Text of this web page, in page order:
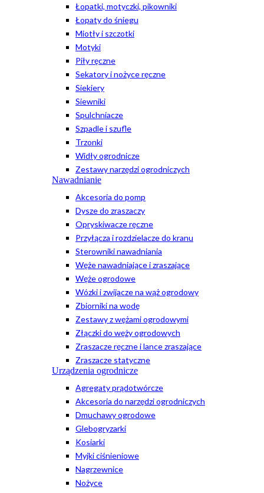
Łopatki, motyczki, pikowniki
Łopaty do śniegu
Miotły i szczotki
Motyki
Piły ręczne
Sekatory i nożyce ręczne
Siekiery
Siewniki
Spulchniacze
Szpadle i szufle
Trzonki
Widły ogrodnicze
Zestawy narzędzi ogrodniczych
Nawadnianie
Akcesoria do pomp
Dysze do zraszaczy
Opryskiwacze ręczne
Przyłącza i rozdzielacze do kranu
Sterowniki nawadniania
Węże nawadniające i zraszające
Węże ogrodowe
Wózki i zwijacze na wąż ogrodowy
Zbiorniki na wodę
Zestawy z wężami ogrodowymi
Złączki do węży ogrodowych
Zraszacze ręczne i lance zraszające
Zraszacze statyczne
Urządzenia ogrodnicze
Agregaty prądotwórcze
Akcesoria do narzędzi ogrodniczych
Dmuchawy ogrodowe
Glebogryzarki
Kosiarki
Myjki ciśnieniowe
Nagrzewnice
Nożyce